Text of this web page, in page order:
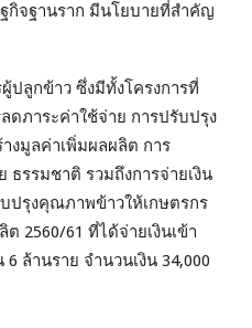
กิจฐานราก มีนโยบายที่สำคัญ
ปลูกข้าว ซึ่งมีทั้งโครงการที่
ดภาระค่าใช้จ่าย การปรับปรุง
งมูลค่าเพิ่มผลผลิต การ
ธรรมชาติ รวมถึงการจ่ายเงิน
ปรุงคุณภาพข้าวให้เกษตรกร
2560/61 ที่ได้จ่ายเงินเข้า
ล้านราย จำนวนเงิน 34,000